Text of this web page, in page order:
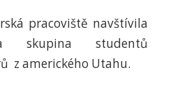
pracoviště navštívila
skupina studentů
z amerického Utahu.